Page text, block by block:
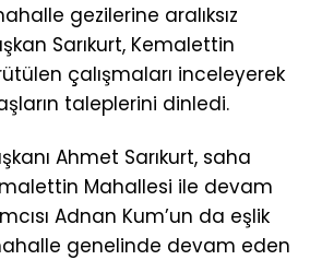
gezilerine aralıksız
Sarıkurt, Kemalettin
çalışmaları inceleyerek
taleplerini dinledi.
Ahmet Sarıkurt, saha
Mahallesi ile devam
Adnan Kum’un da eşlik
genelinde devam eden